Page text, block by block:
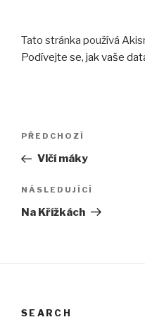
Tato stránka používá
Podívejte se, jak vaše
Navigace
příspěvek
Předchozí
příspěvek
PŘEDCHOZÍ
Vlčí máky
Následující
příspěvek
NÁSLEDUJÍCÍ
Na Křížkách
SEARCH